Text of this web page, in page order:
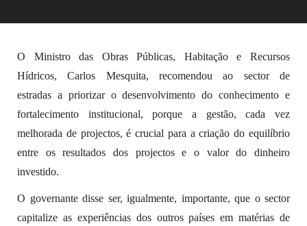
O Ministro das Obras Públicas, Habitação e Recursos
Hídricos, Carlos Mesquita, recomendou ao sector de
estradas a priorizar o desenvolvimento do conhecimento e
fortalecimento institucional, porque a gestão, cada vez
melhorada de projectos, é crucial para a criação do equilíbrio
entre os resultados dos projectos e o valor do dinheiro
investido.
O governante disse ser, igualmente, importante, que o sector
capitalize as experiências dos outros países em matérias de